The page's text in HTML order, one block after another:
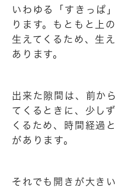
いわゆる「すきっぱ
ります。もともと上
生えてくるため、生
あります。
出来た隙間は、前か
てくるときに、少し
くるため、時間経過
があります。
それでも開きが大き